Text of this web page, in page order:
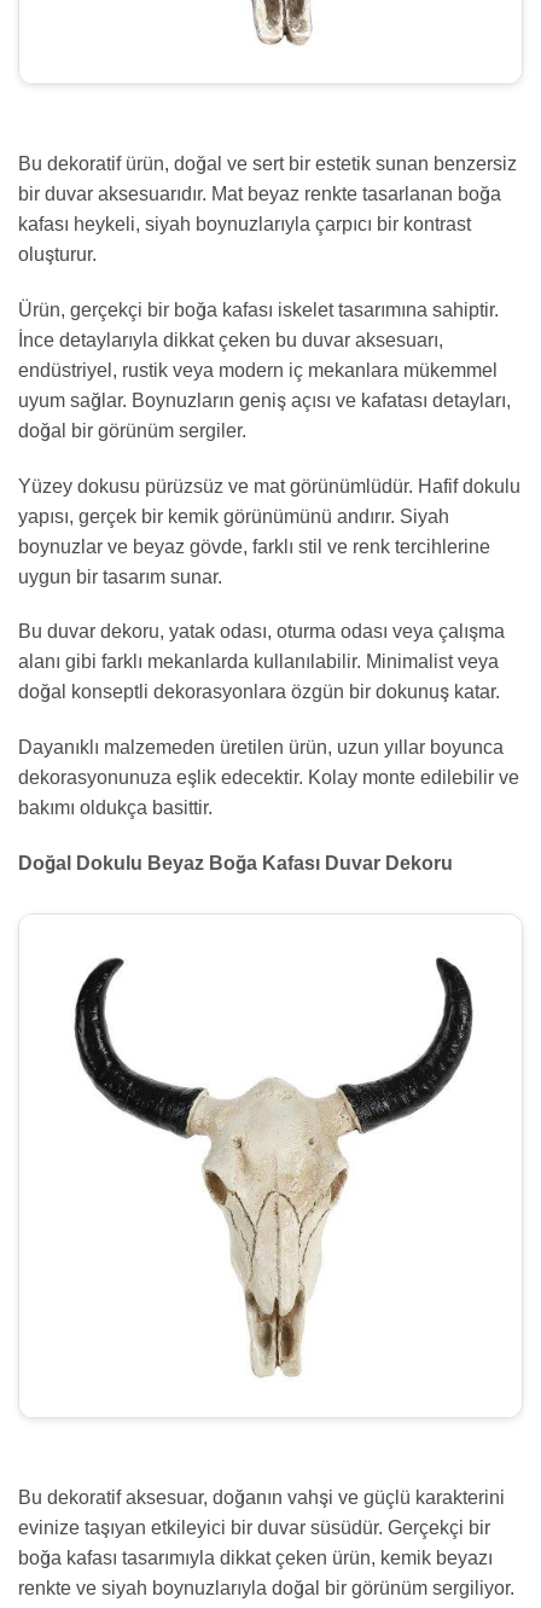
Bu dekoratif ürün, doğal ve sert bir estetik sunan benzersiz
bir duvar aksesuarıdır. Mat beyaz renkte tasarlanan boğa
kafası heykeli, siyah boynuzlarıyla çarpıcı bir kontrast
oluşturur.
Ürün, gerçekçi bir boğa kafası iskelet tasarımına sahiptir.
İnce detaylarıyla dikkat çeken bu duvar aksesuarı,
endüstriyel, rustik veya modern iç mekanlara mükemmel
uyum sağlar. Boynuzların geniş açısı ve kafatası detayları,
doğal bir görünüm sergiler.
Yüzey dokusu pürüzsüz ve mat görünümlüdür. Hafif dokulu
yapısı, gerçek bir kemik görünümünü andırır. Siyah
boynuzlar ve beyaz gövde, farklı stil ve renk tercihlerine
uygun bir tasarım sunar.
Bu duvar dekoru, yatak odası, oturma odası veya çalışma
alanı gibi farklı mekanlarda kullanılabilir. Minimalist veya
doğal konseptli dekorasyonlara özgün bir dokunuş katar.
Dayanıklı malzemeden üretilen ürün, uzun yıllar boyunca
dekorasyonunuza eşlik edecektir. Kolay monte edilebilir ve
bakımı oldukça basittir.
Doğal Dokulu Beyaz Boğa Kafası Duvar Dekoru
Bu dekoratif aksesuar, doğanın vahşi ve güçlü karakterini
evinize taşıyan etkileyici bir duvar süsüdür. Gerçekçi bir
boğa kafası tasarımıyla dikkat çeken ürün, kemik beyazı
renkte ve siyah boynuzlarıyla doğal bir görünüm sergiliyor.